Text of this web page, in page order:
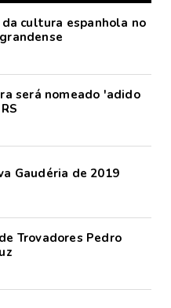
cultura espanhola no
será nomeado 'adido
Gaudéria de 2019
Trovadores Pedro